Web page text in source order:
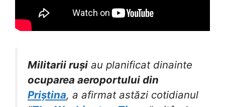
Militarii ruși au planificat dinainte
ocuparea aeroportului din
Priștina, a afirmat astăzi cotidianul